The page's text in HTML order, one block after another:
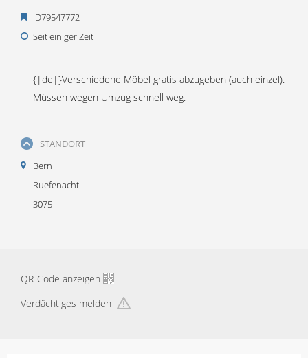
ID79547772
Seit einiger Zeit
{|de|}Verschiedene Möbel gratis abzugeben (auch einzel).
Müssen wegen Umzug schnell weg.
STANDORT
Bern
Ruefenacht
3075
QR-Code anzeigen
Verdächtiges melden